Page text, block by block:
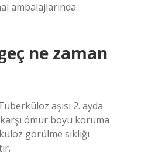
ambalajlarında
ne zaman
aşısı 2. ayda
ömür boyu koruma
görülme sıklığı